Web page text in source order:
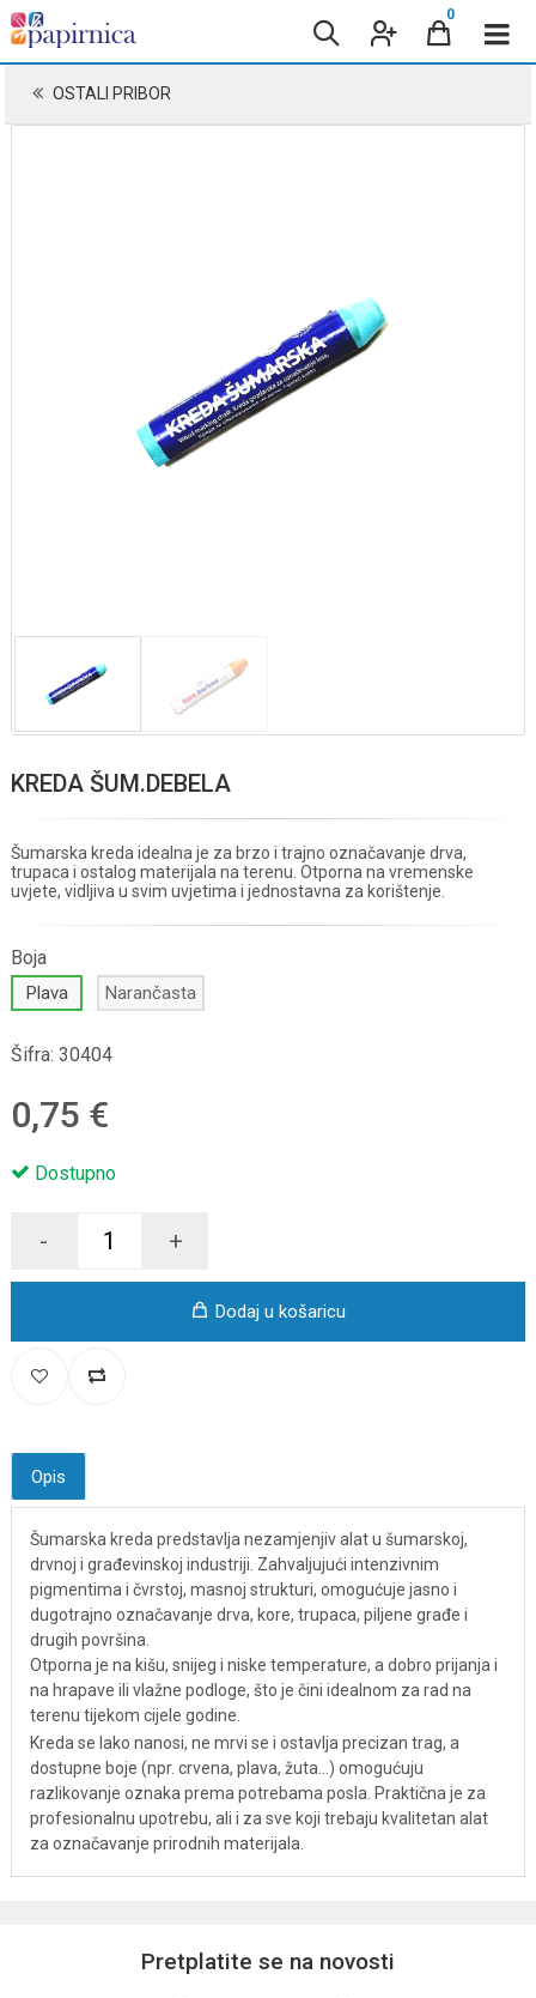
0
OSTALI PRIBOR
KREDA ŠUM.DEBELA
Šumarska kreda idealna je za brzo i trajno označavanje drva,
trupaca i ostalog materijala na terenu. Otporna na vremenske
uvjete, vidljiva u svim uvjetima i jednostavna za korištenje.
Boja
Plava Narančasta
Šifra: 30404
0,75 €
Dostupno
- +
Dodaj u košaricu
Opis
Šumarska kreda predstavlja nezamjenjiv alat u šumarskoj,
drvnoj i građevinskoj industriji. Zahvaljujući intenzivnim
pigmentima i čvrstoj, masnoj strukturi, omogućuje jasno i
dugotrajno označavanje drva, kore, trupaca, piljene građe i
drugih površina.
Otporna je na kišu, snijeg i niske temperature, a dobro prijanja i
na hrapave ili vlažne podloge, što je čini idealnom za rad na
terenu tijekom cijele godine.
Kreda se lako nanosi, ne mrvi se i ostavlja precizan trag, a
dostupne boje (npr. crvena, plava, žuta…) omogućuju
razlikovanje oznaka prema potrebama posla. Praktična je za
profesionalnu upotrebu, ali i za sve koji trebaju kvalitetan alat
za označavanje prirodnih materijala.
Pretplatite se na novosti